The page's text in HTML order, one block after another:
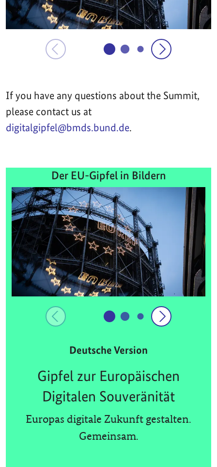
If you have any questions about the Summit,
please contact us at
digitalgipfel@bmds.bund.de.
Der EU-Gipfel in Bildern
Deutsche Version
Gipfel zur Europäischen
Digitalen Souveränität
Europas digitale Zukunft gestalten.
Gemeinsam.